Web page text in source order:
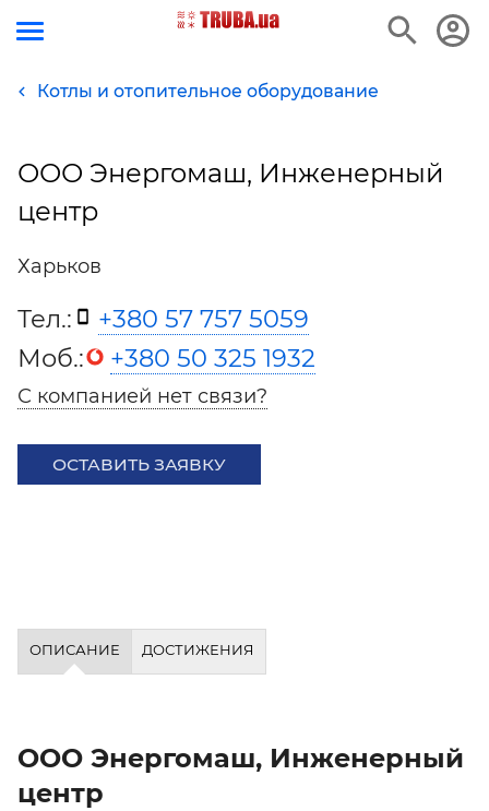
Котлы и отопительное оборудование
ООО Энергомаш, Инженерный
центр
Харьков
Тел.:
+380 57 757 5059
Моб.:
+380 50 325 1932
С компанией нет связи?
ОСТАВИТЬ ЗАЯВКУ
ОПИСАНИЕ ДОСТИЖЕНИЯ
ООО Энергомаш, Инженерный
центр